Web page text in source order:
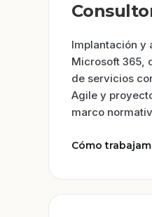
Implantación y
Microsoft 365,
de servicios
Agile y
marco
Cómo